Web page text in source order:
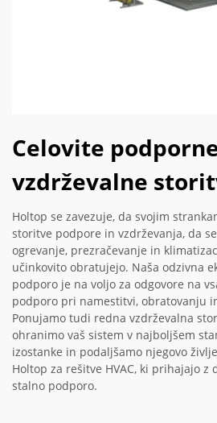
Celovite
vzdrževalne
Holtop se zavezuje, da svojim
storitve podpore in vzdrževanja, da
ogrevanje, prezračevanje in
učinkovito obratujejo. Naša odzivna
podporo je na voljo za odgovore na
podporo pri namestitvi, obratovanju
Ponujamo tudi redna vzdrževalna
ohranimo vaš sistem v najboljšem
izostanke in podaljšamo njegovo
Holtop za rešitve HVAC, ki prihajajo
stalno podporo.